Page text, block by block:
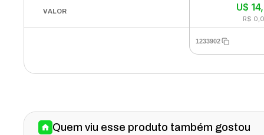
VALOR U$
R$
1233902
Quem viu esse produto também gostou